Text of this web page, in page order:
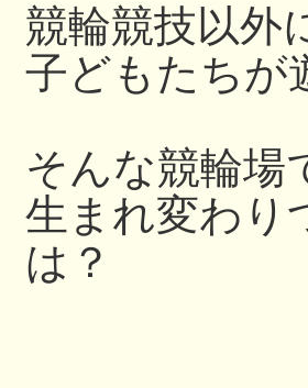
競輪競技以外
子どもたちが
そんな競輪場
生まれ変わり
は？